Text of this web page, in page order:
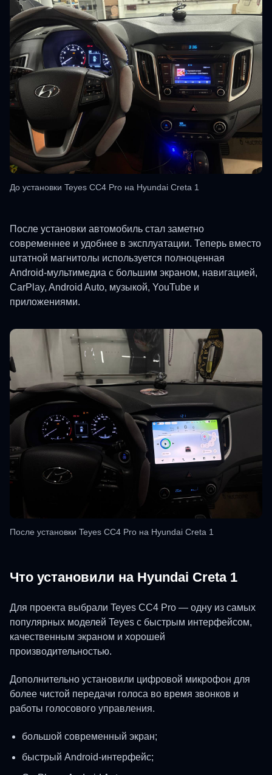
До установки Teyes CC4 Pro на Hyundai Creta 1
После установки автомобиль стал заметно
современнее и удобнее в эксплуатации. Теперь вместо
штатной магнитолы используется полноценная
Android-мультимедиа с большим экраном, навигацией,
CarPlay, Android Auto, музыкой, YouTube и
приложениями.
После установки Teyes CC4 Pro на Hyundai Creta 1
Что установили на Hyundai Creta 1
Для проекта выбрали Teyes CC4 Pro — одну из самых
популярных моделей Teyes с быстрым интерфейсом,
качественным экраном и хорошей
производительностью.
Дополнительно установили цифровой микрофон для
более чистой передачи голоса во время звонков и
работы голосового управления.
большой современный экран;
быстрый Android-интерфейс;